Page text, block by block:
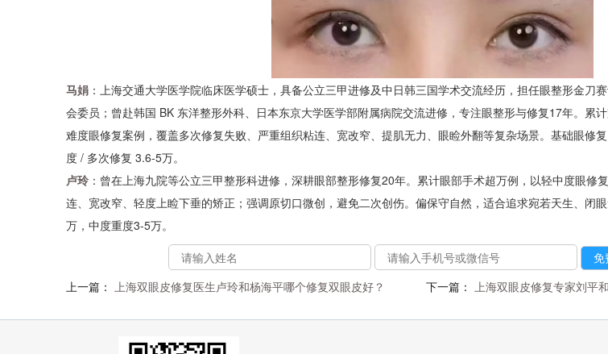
马娟 ：上海交通大学医学院临床医学硕士，具备公立三甲进修及中日韩三国学术交流经历，担任眼整形金刀
会委员；曾赴韩国 BK 东洋整形外科、日本东京大学医学部附属病院交流进修，专注眼整形与修复17年。累
难度眼修复案例，覆盖多次修复失败、严重组织粘连、宽改窄、提肌无力、眼睑外翻等复杂场景。基础眼修
度 / 多次修复 3.6-5万。
卢玲 ：曾在上海九院等公立三甲整形科进修，深耕眼部整形修复20年。累计眼部手术超万例，以轻中度眼修
连、宽改窄、轻度上睑下垂的矫正；强调原切口微创，避免二次创伤。偏保守自然，适合追求宛若天生、闭
万，中度重度3-5万。
上一篇： 上海双眼皮修复医生卢玲和杨海平哪个修复双眼皮好？ 下一篇： 上海双眼皮修复专家刘平